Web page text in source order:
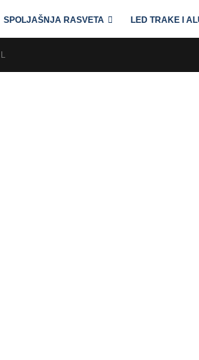
SPOLJAŠNJA RASVETA LED TRAKE I